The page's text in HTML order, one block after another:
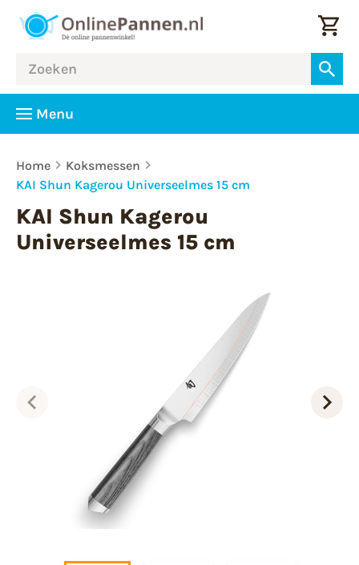
Menu
Home
Koksmessen
KAI Shun Kagerou Universeelmes 15 cm
KAI Shun Kagerou
Universeelmes 15 cm